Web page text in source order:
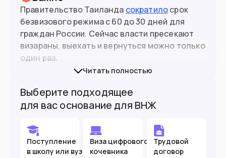
Правительство Таиланда сократилосрок
безвизового режима с 60 до 30 дней для
граждан России. Сейчас власти пресекают
визараны, выехать и вернуться можно только
один раз.
въезжающих в Таиланд, стала обязательной
цифровая карта прибытия(TDAC) — она
выдавали на границе. Цифровую карту
прибытия в Таиланд (TDAC) можно оформить
заранее на сайте или заполнить в аэропорту.
Читать полностью
Выберите подходящее
для вас основание для ВНЖ
Поступление
в школу или вуз
Виза цифрового
кочевника
Трудовой
договор